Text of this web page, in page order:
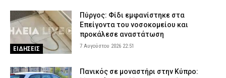
ΕΙΔΗΣΕΙΣ
Πύργος: Φίδι εμφανίστηκε στα
Επείγοντα του νοσοκομείου και
προκάλεσε αναστάτωση
7 Αυγούστου 2026 22:51
Πανικός σε μοναστήρι στην Κύπρο: